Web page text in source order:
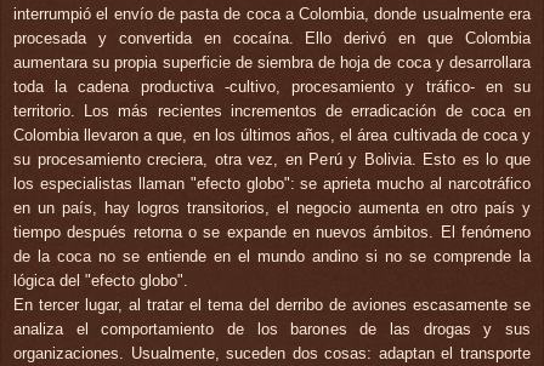
interrumpió el envío de pasta de coca a Colombia, donde usualmente era
procesada y convertida en cocaína. Ello derivó en que Colombia
aumentara su propia superficie de siembra de hoja de coca y desarrollara
toda la cadena productiva -cultivo, procesamiento y tráfico- en su
territorio. Los más recientes incrementos de erradicación de coca en
Colombia llevaron a que, en los últimos años, el área cultivada de coca y
su procesamiento creciera, otra vez, en Perú y Bolivia. Esto es lo que
los especialistas llaman "efecto globo": se aprieta mucho al narcotráfico
en un país, hay logros transitorios, el negocio aumenta en otro país y
tiempo después retorna o se expande en nuevos ámbitos. El fenómeno
de la coca no se entiende en el mundo andino si no se comprende la
lógica del "efecto globo".
En tercer lugar, al tratar el tema del derribo de aviones escasamente se
analiza el comportamiento de los barones de las drogas y sus
organizaciones. Usualmente, suceden dos cosas: adaptan el transporte